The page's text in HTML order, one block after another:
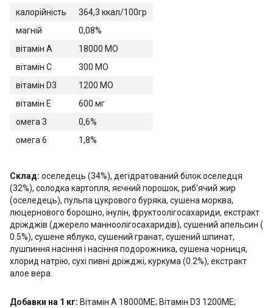
калорійність
364,3 ккал/100гр
магній
0,08%
вітамін A
18000 МО
вітамін C
300 МО
вітамін D3
1200 МО
вітамін E
600 мг
омега 3
0,6%
омега 6
1,8%
Склад: оселедець (34%), дегідратований білок оселедця
(32%), солодка картопля, яєчний порошок, риб'ячий жир
(оселедець), пульпа цукрового буряка, сушена морква,
люцернового борошно, інулін, фруктоолігосахариди, екстракт
дріжджів (джерело манноолігосахаридів), сушений апельсин (
0.5%), сушене яблуко, сушений гранат, сушений шпинат,
лушпиння насіння і насіння подорожника, сушена чорниця,
хлорид натрію, сухі пивні дріжджі, куркума (0.2%), екстракт
алое вера.
Добавки на 1 кг: Вітамін А 18000МЕ; Вітамін D3 1200МЕ;